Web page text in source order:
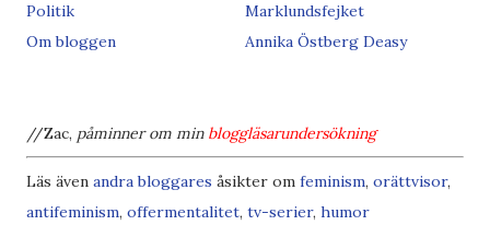
Politik
Marklundsfejket
Om bloggen
Annika Östberg Deasy
//Zac, påminner om min bloggläsarundersökning
Läs även andra bloggares åsikter om feminism, orättvisor,
antifeminism, offermentalitet, tv-serier, humor